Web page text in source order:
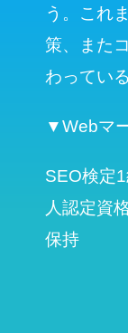
う。これ
策、また
わっている
▼Webマ
SEO検定
人認定資
保持